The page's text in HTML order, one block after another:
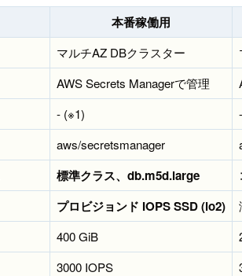
本番稼働用
マルチAZ DBクラスター
AWS Secrets Managerで管理
- (※1)
aws/secretsmanager
標準クラス、db.m5d.large
プロビジョンド IOPS SSD (io2)
400 GiB
3000 IOPS